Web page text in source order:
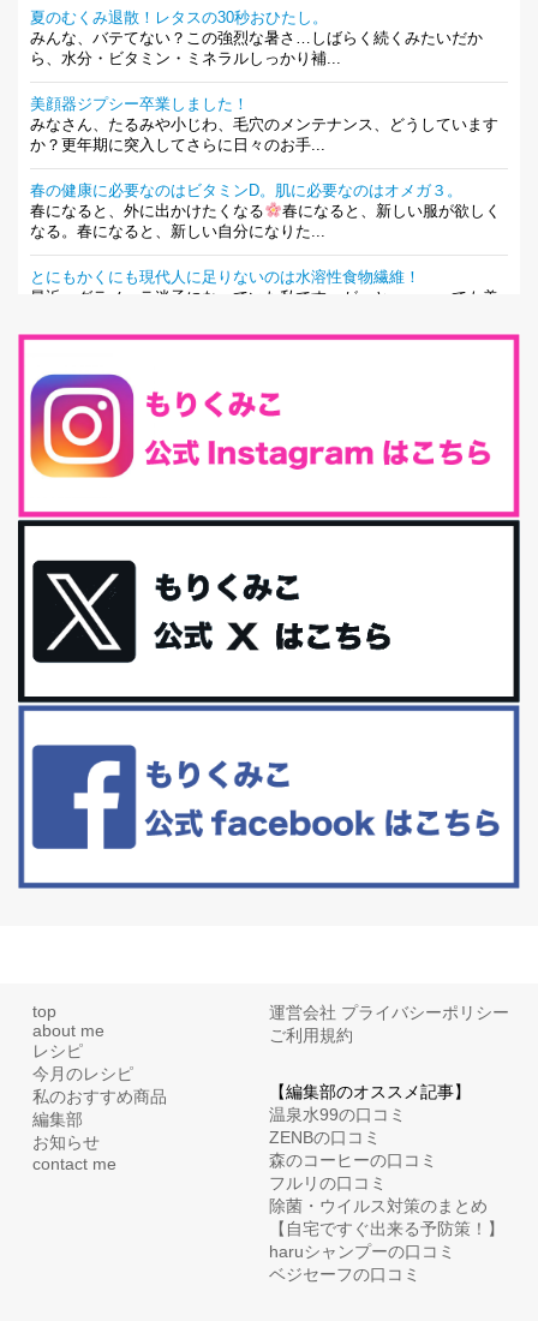
夏のむくみ退散！レタスの30秒おひたし。
みんな、バテてない？この強烈な暑さ…しばらく続くみたいだか
ら、水分・ビタミン・ミネラルしっかり補...
美顔器ジプシー卒業しました！
みなさん、たるみや小じわ、毛穴のメンテナンス、どうしています
か？更年期に突入してさらに日々のお手...
春の健康に必要なのはビタミンD。肌に必要なのはオメガ３。
春になると、外に出かけたくなる
春になると、新しい服が欲しく
なる。春になると、新しい自分になりた...
とにもかくにも現代人に足りないのは水溶性食物繊維！
最近、グラノーラ迷子になっていた私です。が、と〜〜〜っても美
腸内環境を整えることは、健康維持の中でいっちばん大事！だと私
は思っています。 ヒトの免...
iHerb特大セール終了間近！みんな何買う？
最近お風呂上がりの炭酸水をシリカシリカにしているんだけど確か
今回は、最近毎回定期的に購入している「楽天ふるさと納税」の返
礼品トップ５を紹介します。今までいろ...
更年期を穏やかに乗りきるために今できる５つのこと。
アラフィフからの体と心の整え方。 私も気づけばアラフィフ、これ
といった更年期症状はまだ...
白髪・美容・免疫力、現代人に足りないのは海藻！
リーブオイルorごま油をたらす。&n...
top
about me
レシピ
今月のレシピ
私のおすすめ商品
編集部
お知らせ
contact me
運営会社 プライバシーポリシー
ご利用規約
【編集部のオススメ記事】
温泉水99の口コミ
ZENBの口コミ
森のコーヒーの口コミ
フルリの口コミ
除菌・ウイルス対策のまとめ
【自宅ですぐ出来る予防策！】
haruシャンプーの口コミ
ベジセーフの口コミ